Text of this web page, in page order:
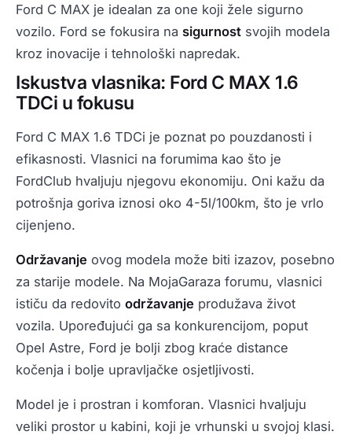
Ford C MAX je idealan za one koji žele sigurno
vozilo. Ford se fokusira na sigurnost svojih modela
kroz inovacije i tehnološki napredak.
Iskustva vlasnika: Ford C MAX 1.6
TDCi u fokusu
Ford C MAX 1.6 TDCi je poznat po pouzdanosti i
efikasnosti. Vlasnici na forumima kao što je
FordClub hvaljuju njegovu ekonomiju. Oni kažu da
potrošnja goriva iznosi oko 4-5l/100km, što je vrlo
cijenjeno.
Održavanje ovog modela može biti izazov, posebno
za starije modele. Na MojaGaraza forumu, vlasnici
ističu da redovito održavanje produžava život
vozila. Upoređujući ga sa konkurencijom, poput
Opel Astre, Ford je bolji zbog kraće distance
kočenja i bolje upravljačke osjetljivosti.
Model je i prostran i komforan. Vlasnici hvaljuju
veliki prostor u kabini, koji je vrhunski u svojoj klasi.